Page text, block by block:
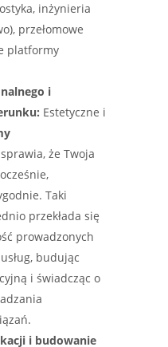
inżynieria
przełomowe
platformy
i
Estetyczne i
sprawia, że Twoja
Taki
przekłada się
prowadzonych
budując
i świadcząc o
i budowanie